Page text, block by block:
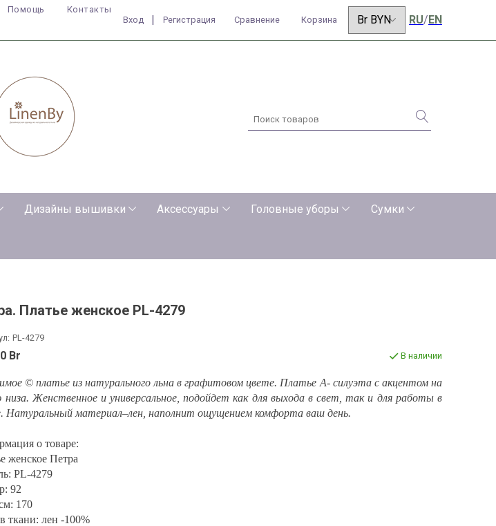
Помощь Контакты
Вход Регистрация Сравнение Корзина RU/ EN
Дизайны вышивки Аксессуары Головные уборы Сумки
Платье женское PL-4279
PL-4279
Br В наличии
© платье из натурального льна в графитовом цвете. Платье А- силуэта с акцентом на
низа. Женственное и универсальное, подойдет как для выхода в свет, так и для работы в
Натуральный материал–лен, наполнит ощущением комфорта ваш день.
о товаре:
женское Петра
PL-4279
92
170
ткани: лен -100%